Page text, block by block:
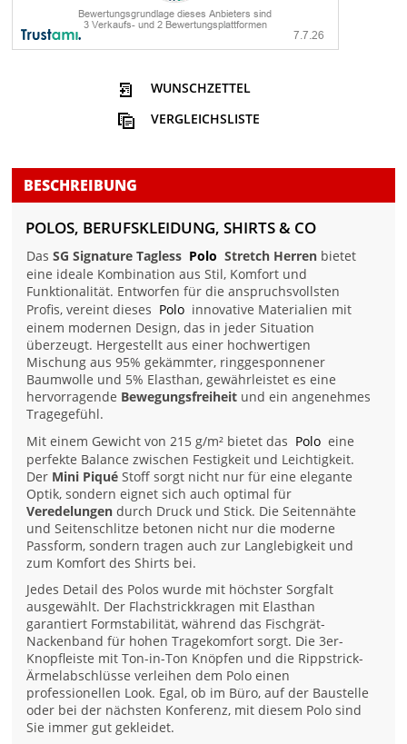
WUNSCHZETTEL
VERGLEICHSLISTE
BESCHREIBUNG
POLOS, BERUFSKLEIDUNG, SHIRTS & CO
DasSG Signature Tagless Polo Stretch Herren bietet
eine ideale Kombination aus Stil, Komfort und
Funktionalität. Entworfen für die anspruchsvollsten
Profis, vereint dieses Polo innovative Materialien mit
einem modernen Design, das in jeder Situation
überzeugt. Hergestellt aus einer hochwertigen
Mischung aus 95% gekämmter, ringgesponnener
Baumwolle und 5% Elasthan, gewährleistet es eine
hervorragende Bewegungsfreiheit und ein angenehmes
Tragegefühl.
Mit einem Gewicht von 215 g/m² bietet das Polo eine
perfekte Balance zwischen Festigkeit und Leichtigkeit.
Der Mini Piqué Stoff sorgt nicht nur für eine elegante
Optik, sondern eignet sich auch optimal für
Veredelungen durch Druck und Stick. Die Seitennähte
und Seitenschlitze betonen nicht nur die moderne
Passform, sondern tragen auch zur Langlebigkeit und
zum Komfort des Shirts bei.
Jedes Detail des Polos wurde mit höchster Sorgfalt
ausgewählt. Der Flachstrickkragen mit Elasthan
garantiert Formstabilität, während das Fischgrät-
Nackenband für hohen Tragekomfort sorgt. Die 3er-
Knopfleiste mit Ton-in-Ton Knöpfen und die Rippstrick-
Ärmelabschlüsse verleihen dem Polo einen
professionellen Look. Egal, ob im Büro, auf der Baustelle
oder bei der nächsten Konferenz, mit diesem Polo sind
Sie immer gut gekleidet.